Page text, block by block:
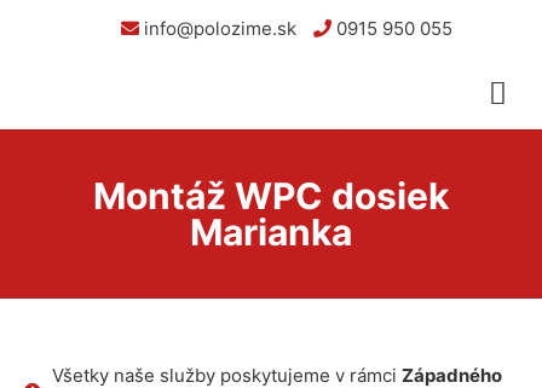
info@polozime.sk 0915 950 055
Montáž WPC dosiek
Marianka
Všetky naše služby poskytujeme v rámci Západného